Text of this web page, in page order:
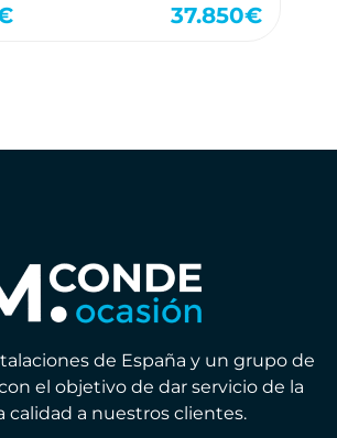
37.850€
de España y un grupo de
el objetivo de dar servicio de la
calidad a nuestros clientes.